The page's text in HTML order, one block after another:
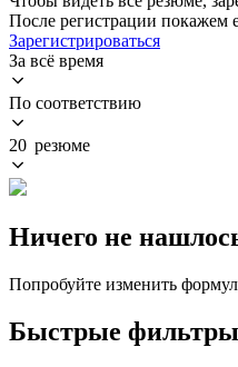
После регистрации покажем
Зарегистрироваться
За всё время
По соответствию
20 резюме
Ничего не
Попробуйте изменить
Быстрые фильтры